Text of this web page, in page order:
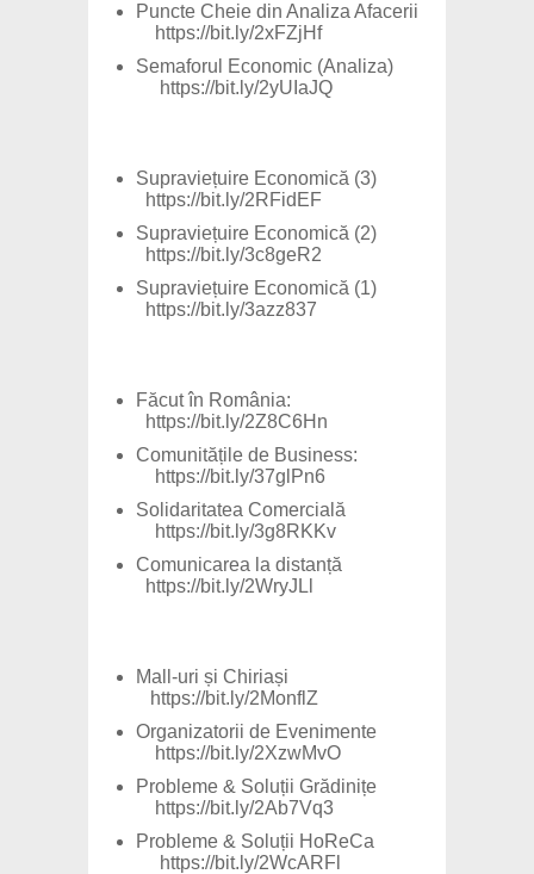
Puncte Cheie din Analiza Afacerii
https://bit.ly/2xFZjHf
Semaforul Economic (Analiza)
https://bit.ly/2yUIaJQ
Supraviețuire Economică (3)
https://bit.ly/2RFidEF
Supraviețuire Economică (2)
https://bit.ly/3c8geR2
Supraviețuire Economică (1)
https://bit.ly/3azz837
Făcut în România:
https://bit.ly/2Z8C6Hn
Comunitățile de Business:
https://bit.ly/37glPn6
Solidaritatea Comercială
https://bit.ly/3g8RKKv
Comunicarea la distanță
https://bit.ly/2WryJLl
Mall-uri și Chiriași
https://bit.ly/2MonflZ
Organizatorii de Evenimente
https://bit.ly/2XzwMvO
Probleme & Soluții Grădinițe
https://bit.ly/2Ab7Vq3
Probleme & Soluții HoReCa
https://bit.ly/2WcARFl